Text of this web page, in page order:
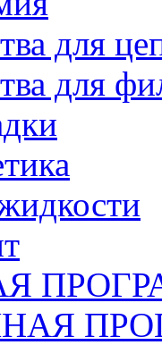
для
для